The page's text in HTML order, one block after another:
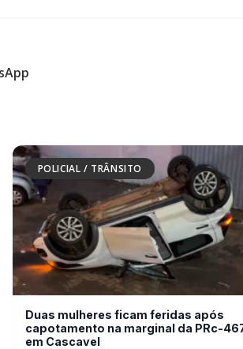
Duas mulheres ficam feridas após
capotamento na marginal da PRc-467,
em Cascavel
POLICIAL / TRÂNSITO